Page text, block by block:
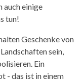
auch einige
tun!
Geschenke von
sein,
Ein
- das ist in einem